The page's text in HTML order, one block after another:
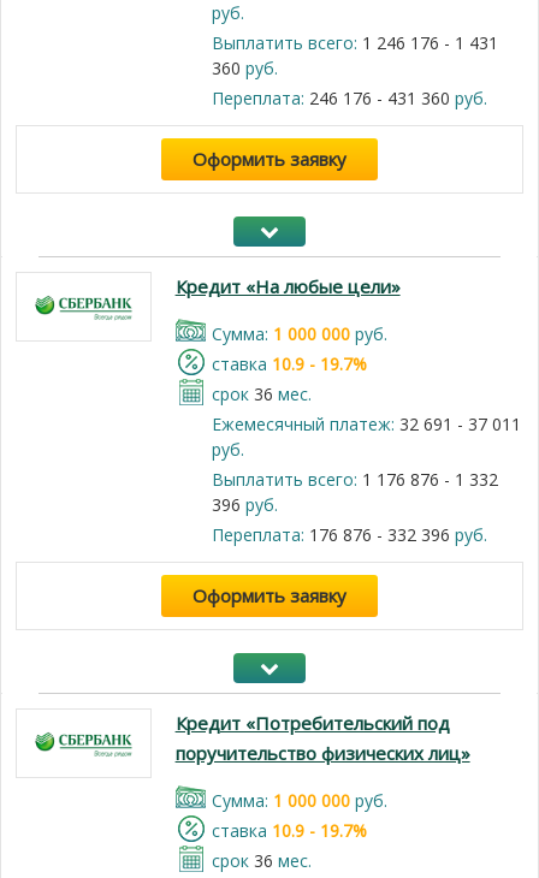
руб.
Выплатить всего: 1 246 176 - 1 431
360 руб.
Переплата: 246 176 - 431 360 руб.
Оформить заявку
Кредит «На любые цели»
Cумма: 1 000 000руб.
cтавка 10.9 - 19.7%
срок 36 мес.
Ежемесячный платеж: 32 691 - 37 011
руб.
Выплатить всего: 1 176 876 - 1 332
396 руб.
Переплата: 176 876 - 332 396 руб.
Оформить заявку
Кредит «Потребительский под
поручительство физических лиц»
Cумма: 1 000 000руб.
cтавка 10.9 - 19.7%
срок 36 мес.